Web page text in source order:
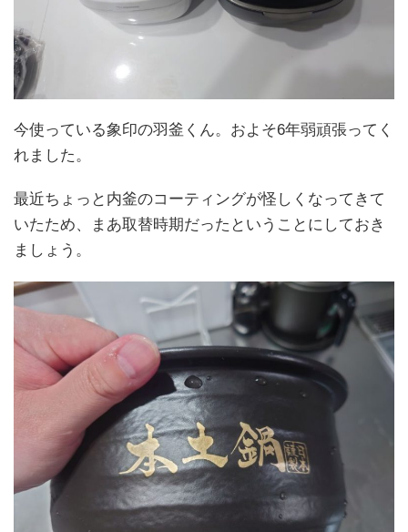
今使っている象印の羽釜くん。およそ6年弱頑張ってく
れました。
最近ちょっと内釜のコーティングが怪しくなってきて
いたため、まあ取替時期だったということにしておき
ましょう。